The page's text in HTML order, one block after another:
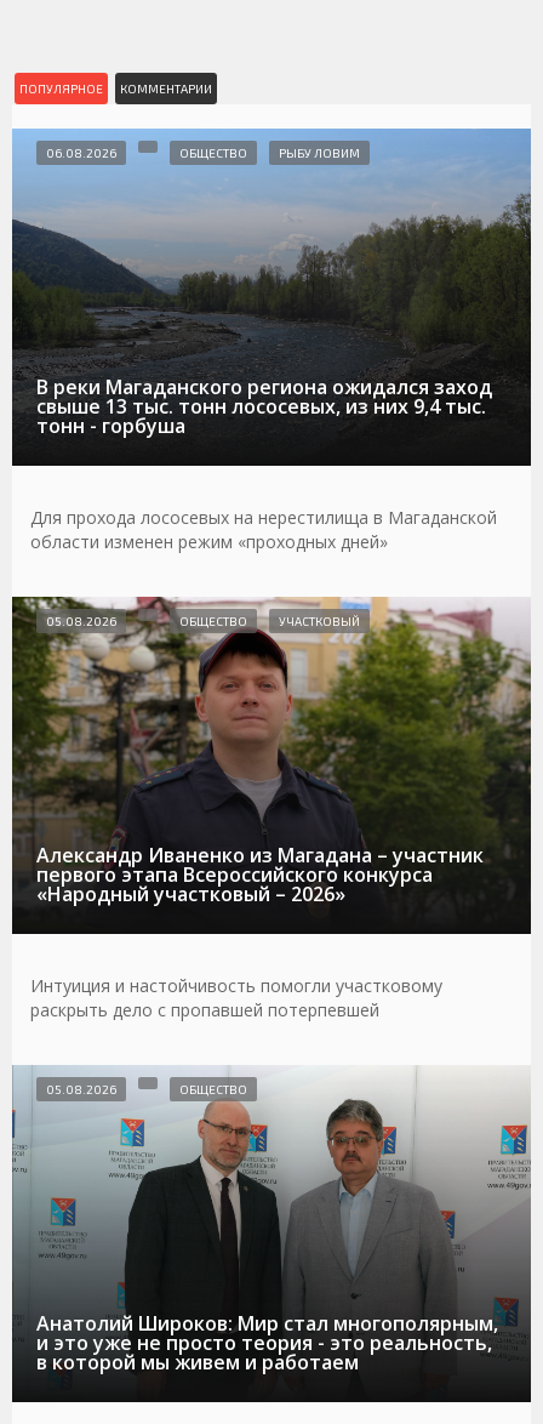
ПОПУЛЯРНОЕ КОММЕНТАРИИ
В реки Магаданского региона ожидался заход
свыше 13 тыс. тонн лососевых, из них 9,4 тыс.
тонн - горбуша
06.08.2026 ОБЩЕСТВО РЫБУ ЛОВИМ
Для прохода лососевых на нерестилища в Магаданской
области изменен режим «проходных дней»
Александр Иваненко из Магадана – участник
первого этапа Всероссийского конкурса
«Народный участковый – 2026»
05.08.2026 ОБЩЕСТВО УЧАСТКОВЫЙ
Интуиция и настойчивость помогли участковому
раскрыть дело с пропавшей потерпевшей
Анатолий Широков: Мир стал многополярным,
и это уже не просто теория - это реальность,
в которой мы живем и работаем
05.08.2026 ОБЩЕСТВО